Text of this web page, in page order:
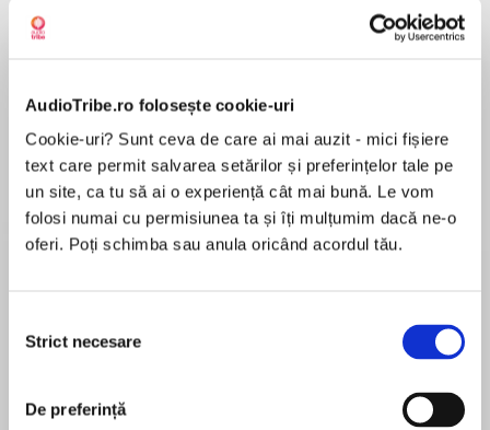
AudioTribe.ro folosește cookie-uri
Cookie-uri? Sunt ceva de care ai mai auzit - mici fișiere
text care permit salvarea setărilor și preferințelor tale pe
un site, ca tu să ai o experiență cât mai bună. Le vom
folosi numai cu permisiunea ta și îți mulțumim dacă ne-o
oferi. Poți schimba sau anula oricând acordul tău.
consimțământului
Strict necesare
De preferință
He wants her—no matter what the cost!
Daniil Zverev is the world's most ruthless and
sinfully seductive tycoon. No one would ever
know the cruelty and rejection that fueled his
ascent. But beautiful ballet teacher Libby
Tennent is getting under Daniil's skin and
From the moment she waltzed into his office,
feisty Libby has challenged the dark-hearted
Libby's business. He definitely doesn't do
MAI MULT
În acest moment nu există recenzii
Maisey Yates is the New York Times bestselling